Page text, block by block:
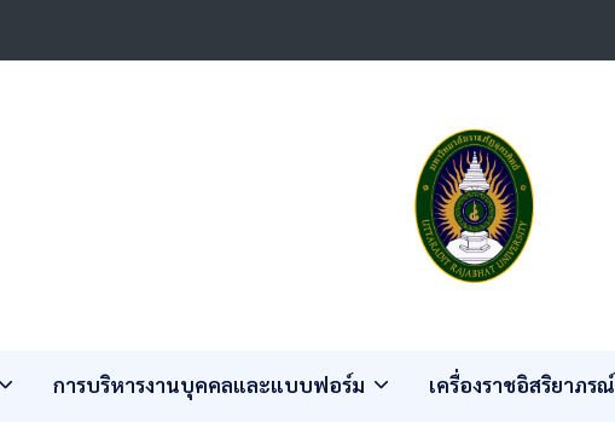
การบริหารงานบุคคลและแบบฟอร์ม เครื่องราชอิสริยาภรณ์